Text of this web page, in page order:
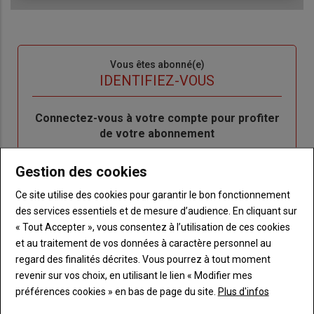
Vous êtes abonné(e)
IDENTIFIEZ-VOUS
Body
Connectez-vous à votre compte pour profiter
de votre abonnement
"Créer
un
nouveau
compte"
Lien
"Réinitialiser
votre
mot
de
passe"
Réinitialiser votre mot de passe
Lien
"Je
me
connecte"
Je me connecte
Sous-
titre
Vous n'êtes pas abonné(e)
CRÉEZ UN COMPTE
Gestion des cookies
Ce site utilise des cookies pour garantir le bon fonctionnement
des services essentiels et de mesure d’audience. En cliquant sur
« Tout Accepter », vous consentez à l’utilisation de ces cookies
et au traitement de vos données à caractère personnel au
regard des finalités décrites. Vous pourrez à tout moment
revenir sur vos choix, en utilisant le lien « Modifier mes
préférences cookies » en bas de page du site. Plus d'infos